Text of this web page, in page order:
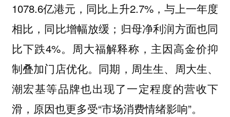
1078.6亿港元，同比上升2.7%，与上一年度
相比，同比增幅放缓；归母净利润方面也同
比下跌4%。周大福解释称，主因高金价抑
制叠加门店优化。同期，周生生、周大生、
潮宏基等品牌也出现了一定程度的营收下
滑，原因也更多受“市场消费情绪影响”。